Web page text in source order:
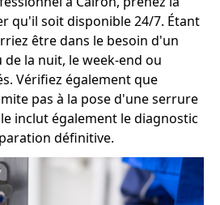
qu'il soit disponible 24/7. Étant
être dans le besoin d'un
la nuit, le week-end ou
Vérifiez également que
pas à la pose d'une serrure
inclut également le diagnostic
définitive.